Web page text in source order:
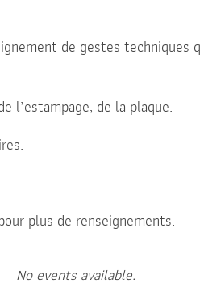
de gestes
l’estampage, de la plaque.
plus de renseignements.
No events available.